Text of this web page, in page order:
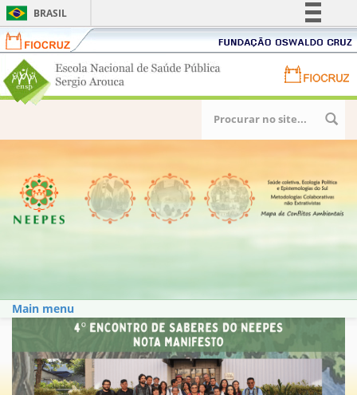
BRASIL
Simplifique!
Fiocruz
Fundação
Oswaldo
Cruz
Portal
ENSP
-
Pública
Sergio
Arouca
Portal
Fundação
Oswaldo
Formulário
de busca
Main menu